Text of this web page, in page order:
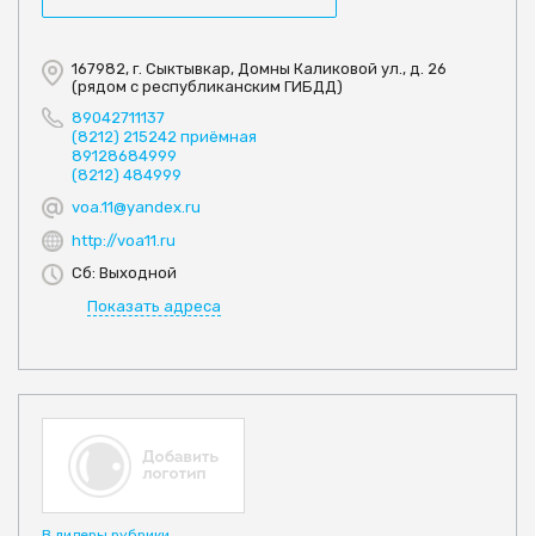
167982, г. Сыктывкар, Домны Каликовой ул., д. 26
(рядом с республиканским ГИБДД)
89042711137
(8212) 215242 приёмная
89128684999
(8212) 484999
voa.11@yandex.ru
http://voa11.ru
Сб: Выходной
Показать адреса